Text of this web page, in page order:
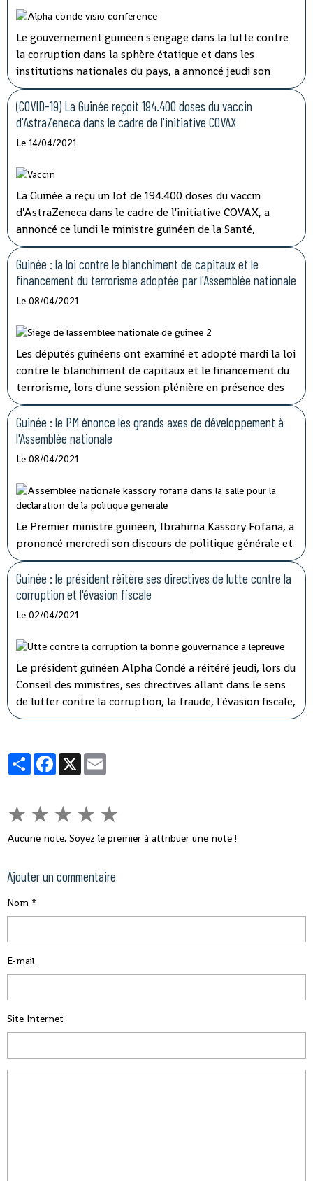
Le gouvernement guinéen s'engage dans la lutte contre
la corruption dans la sphère étatique et dans les
institutions nationales du pays, a annoncé jeudi son
porte-parole, Aboubacar Sylla.Lors de la session
ordinaire du conseil des ministres tenu par
visioconférence, le président Alpha Condé a insisté sur
''la cohérence et la complémentarité qui doivent
les opérations de lutte contre la corruption.
(COVID-19) La Guinée reçoit 194.400 doses du vaccin
d'AstraZeneca dans le cadre de l'initiative COVAX
Le 14/04/2021
La Guinée a reçu un lot de 194.400 doses du vaccin
d'AstraZeneca dans le cadre de l'initiative COVAX, a
annoncé ce lundi le ministre guinéen de la Santé,
médécin général Rémy Lamah à la radio nationale.
Guinée : la loi contre le blanchiment de capitaux et le
financement du terrorisme adoptée par l'Assemblée nationale
Le 08/04/2021
Les députés guinéens ont examiné et adopté mardi la loi
contre le blanchiment de capitaux et le financement du
terrorisme, lors d'une session plénière en présence des
membres du gouvernement.
Guinée : le PM énonce les grands axes de développement à
l'Assemblée nationale
Le 08/04/2021
Le Premier ministre guinéen, Ibrahima Kassory Fofana, a
prononcé mercredi son discours de politique générale et
d'orientation devant les 108 députés présents sur les 114
que compte l'hémicycle guinéen.
Guinée : le président réitère ses directives de lutte contre la
corruption et l'évasion fiscale
Le 02/04/2021
Le président guinéen Alpha Condé a réitéré jeudi, lors du
Conseil des ministres, ses directives allant dans le sens
de lutter contre la corruption, la fraude, l'évasion fiscale,
le népotisme, le laisser-aller et tous ces fléaux qui
développement rapide de son pays.
PartagerFacebook
X
★ ★ ★ ★ ★
Aucune note. Soyez le premier à attribuer une note !
Ajouter un commentaire
Nom
E-mail
Site Internet